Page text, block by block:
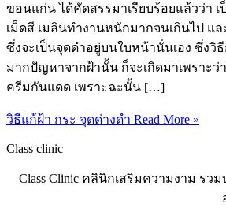
ขอนแก่น ได้คัดสรรมาเรียบร้อยแล้วว่า
เม็ดสี เมลินทำงานหนักมากจนเกินไป แ
ซึ่งจะเป็นจุดดำอยู่บนใบหน้านั่นเอง ซึ่งวิ
มากปัญหาจากฝ้านั้น ก็จะเกิดมาเพราะว่
ครีมกันแดด เพราะฉะนั้น […]
วิธีแก้ฝ้า กระ จุดด่างดำ Read More »
Class clinic
Class Clinic คลินิกเสริมความงาม